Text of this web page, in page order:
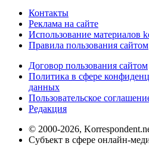
Контакты
Реклама на сайте
Использование материалов
Правила пользования сайтом
Договор пользования сайтом
Политика в сфере
данных
Пользовательское
Редакция
© 2000-2026,
Субъект в сфере онлайн-